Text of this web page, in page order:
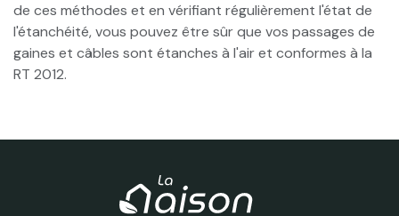
de ces méthodes et en vérifiant régulièrement l'état de
l'étanchéité, vous pouvez être sûr que vos passages de
gaines et câbles sont étanches à l'air et conformes à la
RT 2012.